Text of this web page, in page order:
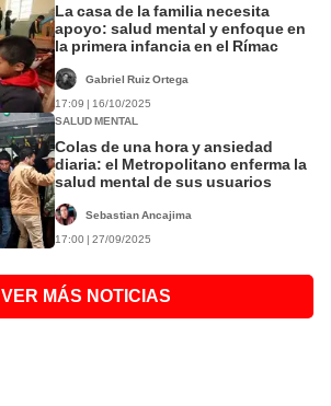
La casa de la familia necesita
apoyo: salud mental y enfoque en
la primera infancia en el Rímac
Gabriel Ruiz Ortega
17:09 | 16/10/2025
SALUD MENTAL
Colas de una hora y ansiedad
diaria: el Metropolitano enferma la
salud mental de sus usuarios
Sebastian Ancajima
17:00 | 27/09/2025
VER MÁS NOTICIAS